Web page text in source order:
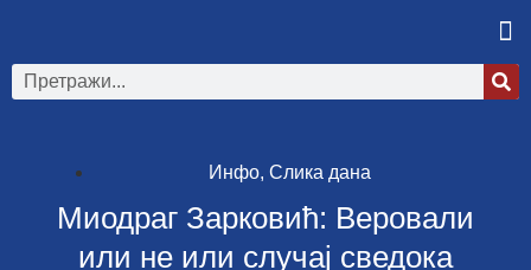
Инфо, Слика дана
Миодраг Зарковић: Веровали
или не или случај сведока